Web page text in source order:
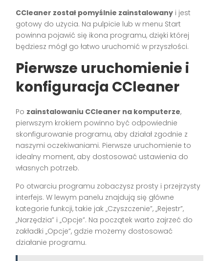
CCleaner został pomyślnie zainstalowany i jest
gotowy do użycia. Na pulpicie lub w menu Start
powinna pojawić się ikona programu, dzięki której
będziesz mógł go łatwo uruchomić w przyszłości.
Pierwsze uruchomienie i
konfiguracja CCleaner
Po zainstalowaniu CCleaner na komputerze,
pierwszym krokiem powinno być odpowiednie
skonfigurowanie programu, aby działał zgodnie z
naszymi oczekiwaniami. Pierwsze uruchomienie to
idealny moment, aby dostosować ustawienia do
własnych potrzeb.
Po otwarciu programu zobaczysz prosty i przejrzysty
interfejs. W lewym panelu znajdują się główne
kategorie funkcji, takie jak „Czyszczenie”, „Rejestr”,
„Narzędzia” i „Opcje”. Na początek warto zajrzeć do
zakładki „Opcje”, gdzie możemy dostosować
działanie programu.